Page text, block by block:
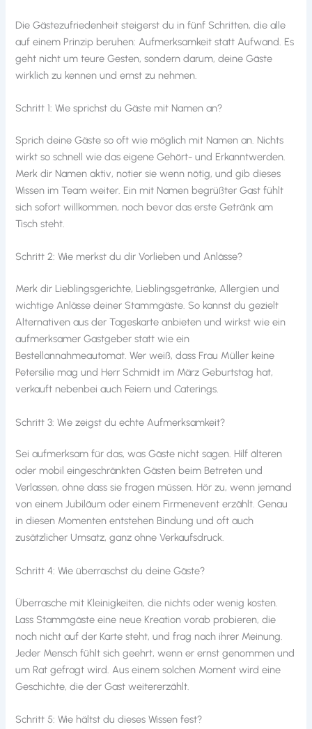
Die Gästezufriedenheit steigerst du in fünf Schritten, die alle
auf einem Prinzip beruhen: Aufmerksamkeit statt Aufwand. Es
geht nicht um teure Gesten, sondern darum, deine Gäste
wirklich zu kennen und ernst zu nehmen.
Schritt 1: Wie sprichst du Gäste mit Namen an?
Sprich deine Gäste so oft wie möglich mit Namen an. Nichts
wirkt so schnell wie das eigene Gehört- und Erkanntwerden.
Merk dir Namen aktiv, notier sie wenn nötig, und gib dieses
Wissen im Team weiter. Ein mit Namen begrüßter Gast fühlt
sich sofort willkommen, noch bevor das erste Getränk am
Tisch steht.
Schritt 2: Wie merkst du dir Vorlieben und Anlässe?
Merk dir Lieblingsgerichte, Lieblingsgetränke, Allergien und
wichtige Anlässe deiner Stammgäste. So kannst du gezielt
Alternativen aus der Tageskarte anbieten und wirkst wie ein
aufmerksamer Gastgeber statt wie ein
Bestellannahmeautomat. Wer weiß, dass Frau Müller keine
Petersilie mag und Herr Schmidt im März Geburtstag hat,
verkauft nebenbei auch Feiern und Caterings.
Schritt 3: Wie zeigst du echte Aufmerksamkeit?
Sei aufmerksam für das, was Gäste nicht sagen. Hilf älteren
oder mobil eingeschränkten Gästen beim Betreten und
Verlassen, ohne dass sie fragen müssen. Hör zu, wenn jemand
von einem Jubiläum oder einem Firmenevent erzählt. Genau
in diesen Momenten entstehen Bindung und oft auch
zusätzlicher Umsatz, ganz ohne Verkaufsdruck.
Schritt 4: Wie überraschst du deine Gäste?
Überrasche mit Kleinigkeiten, die nichts oder wenig kosten.
Lass Stammgäste eine neue Kreation vorab probieren, die
noch nicht auf der Karte steht, und frag nach ihrer Meinung.
Jeder Mensch fühlt sich geehrt, wenn er ernst genommen und
um Rat gefragt wird. Aus einem solchen Moment wird eine
Geschichte, die der Gast weitererzählt.
Schritt 5: Wie hältst du dieses Wissen fest?